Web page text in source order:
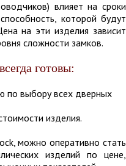
влияет на сроки
которой будут
на эти изделия зависит
сложности замков.
готовы:
по выбору всех дверных
изделия.
можно оперативно стать
изделий по цене,